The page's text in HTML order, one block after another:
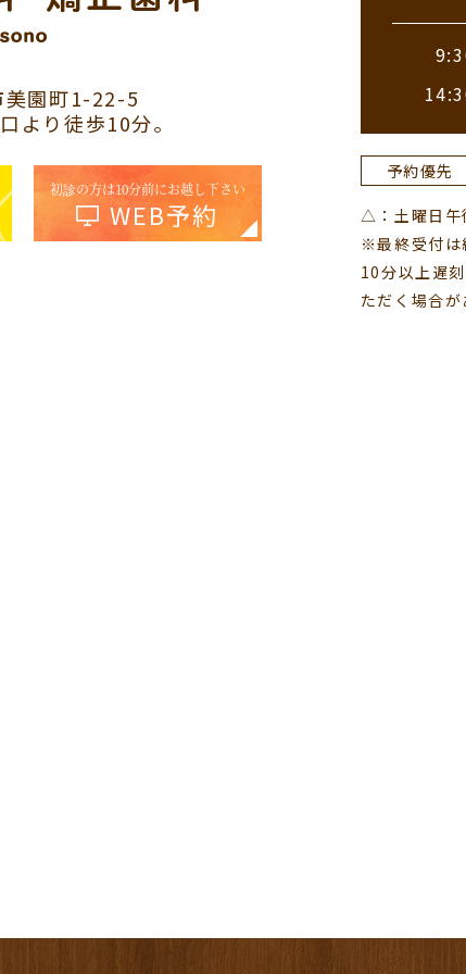
美園町1-22-5
より徒歩10分。
初診の方は10分前にお越し下さい
WEB予約
予約優先
△：土曜日
※最終受付は
10分以上遅
ただく場合が